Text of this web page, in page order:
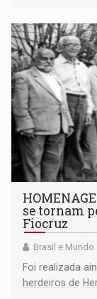
se tornam
Fiocruz
Brasil e Mundo
Foi realizada
herdeiros de